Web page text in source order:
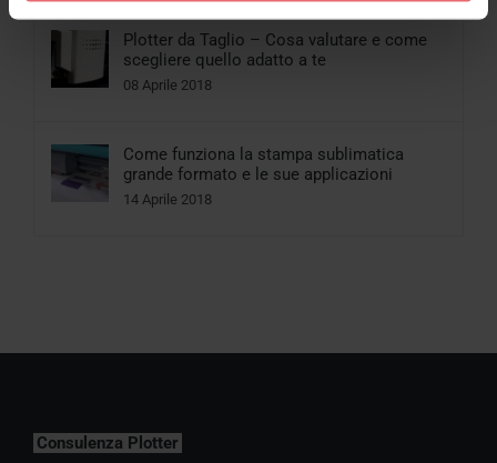
Plotter da Taglio – Cosa valutare e come
scegliere quello adatto a te
08 Aprile 2018
Come funziona la stampa sublimatica
grande formato e le sue applicazioni
14 Aprile 2018
Consulenza Plotter